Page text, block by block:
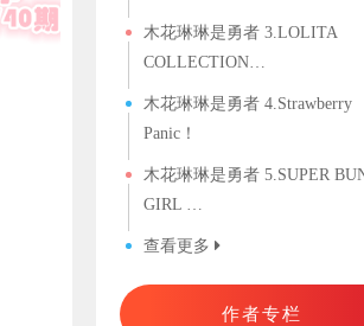
木花琳琳是勇者 3.LOLITA
COLLECTION…
木花琳琳是勇者 4.Strawberry
Panic！
木花琳琳是勇者 5.SUPER
GIRL …
查看更多
作者专栏